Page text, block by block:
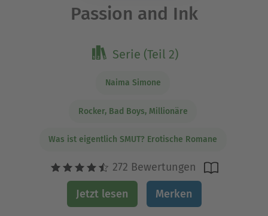
Passion and Ink
Serie (Teil 2)
Naima Simone
Rocker, Bad Boys, Millionäre
Was ist eigentlich SMUT? Erotische Romane
272 Bewertungen
Jetzt lesen Merken